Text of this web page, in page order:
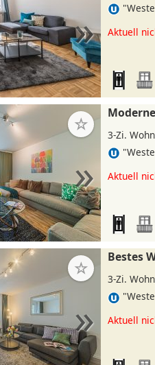
» Aktuell
☆
»
3-Zi.
Aktuell
☆
»
Bestes
3-Zi.
Aktuell